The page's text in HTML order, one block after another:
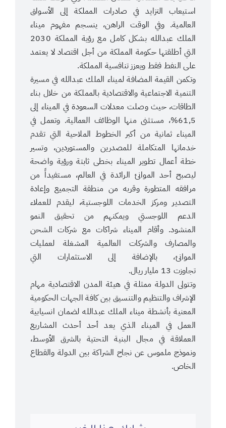
استيعاب التزايد في صادرات المملكة إلى الأسواق
العالمية. وفي الوقت الراهن، ينسجم مفهوم ميناء
الملك عبدالله بشكل كامل مع رؤية المملكة 2030
التي أطلقتها حكومة المملكة من أجل اقتصاد لا يعتمد
على النفط فقط ويعزز تنافسية المملكة.
وتكمن القيمة المضافة لميناء الملك عبدالله في مسيرة
التنمية الاجتماعية والاقتصادية بالمملكة من خلال بناء
الطاقات، حيث وصلت معدلات السعودة في الميناء إلى
61,5%، مستثنى منها الوظائف العمالية. وتعمل في
الميناء ثمانية من أكبر الخطوط الملاحية التي تقدم
خدماتها المتكاملة للمصدرين والمستوردين، وتسير
خطة أعمال تطوير الميناء بخطى ثابتة ورؤية واضحة
ليصبح أحد الموانئ الرائدة في العالم، مستفيداً من
مرافقه المتطورة وقربه من منطقة التجميع وإعادة
التصدير ومركز الخدمات اللوجستية، ليقدم للعملاء
الدعم اللوجستي ويمكنهم من تحقيق النمو
المنشود. وأقام الميناء شراكات مع شركات الشحن
والمصارف والشركات العالمية المشغلة لعمليات
الموانئ، بالإضافة إلى الاستثمارات التي
تجاوزت 13 مليار ريال.
وتتولى الدولة ممثلة في هيئة المدن الاقتصادية مهام
الإشراف والتنظيم والتنسيق بين كافة الجهات الحكومية
المعنية بأنشطة ميناء الملك عبدالله لضمان انسيابية
العمل في الميناء الذي يعد أحد أحدث المشاريع
العملاقة في مجال البنية التحتية بالشرق الأوسط،
ونموذج ملموس عن نجاح الشراكة بين الدولة والقطاع
الخاص.